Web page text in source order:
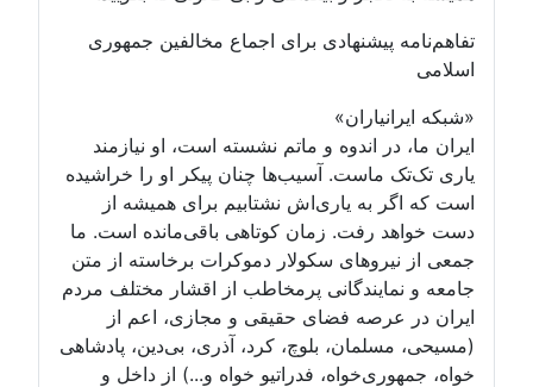
تفاهم‌نامه پیشنهادی برای اجماع مخالفین جمهوری
اسلامی
«شبکه ایرانیاران»
ایران ما، در اندوه و ماتم نشسته است، او نیازمند
یاری تک‌تک ماست. آسیب‌ها چنان پیکر او را خراشیده
است که اگر به یاری‌اش نشتابیم برای همیشه از
دست خواهد رفت. زمان کوتاهی باقی‌مانده است. ما
جمعی از نیروهای سکولار دموکرات برخاسته از متن
جامعه و نمایندگانی پرمخاطب از اقشار مختلف مردم
ایران در عرصه فضای حقیقی و مجازی، اعم از
(مسیحی، مسلمان، بلوچ، کرد، آذری، بی‌دین، پادشاهی
خواه، جمهوری‌خواه، فدراتیو خواه و...) از داخل و